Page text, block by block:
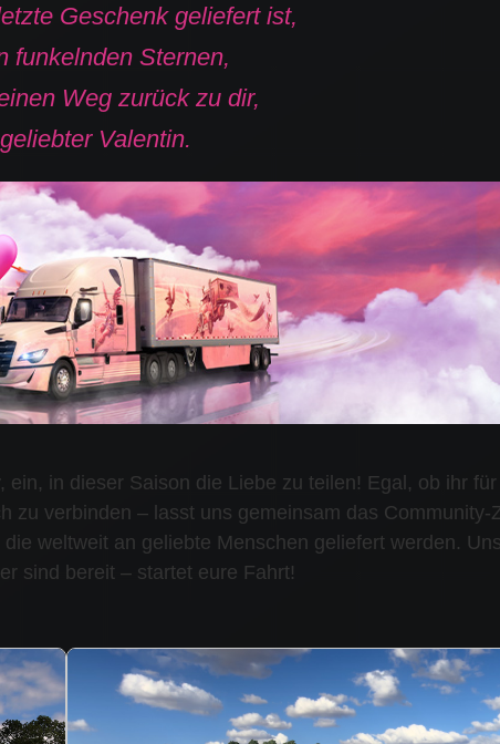
Geschenk geliefert ist,
funkelnden Sternen,
Weg zurück zu dir,
Valentin.
, ein, in dieser Saison die Liebe zu teilen! Egal, ob ihr
zu verbinden – lasst uns gemeinsam das Community-
weltweit an geliebte Menschen geliefert werden.
sind bereit – startet eure Fahrt!